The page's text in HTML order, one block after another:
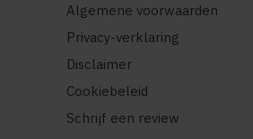
Algemene voorwaarden
Privacy-verklaring
Disclaimer
Cookiebeleid
Schrijf een review